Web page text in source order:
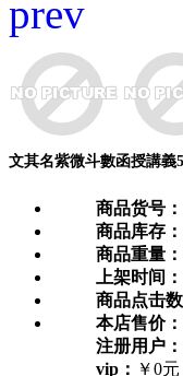
文其名紫微斗數函授講義
商品货号：
商品库存：
商品重量：
上架时间：
商品点击数
本店售价：
注册用户：
vip： ￥0元